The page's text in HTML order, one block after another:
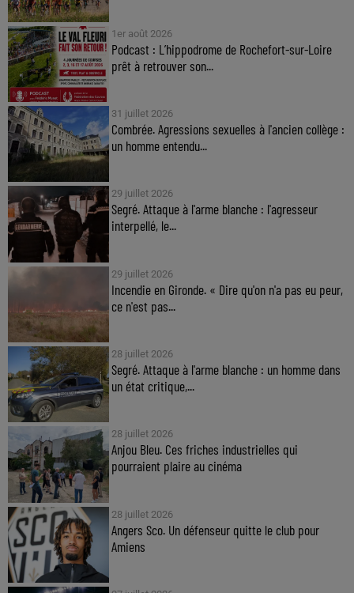
1er août 2026
Podcast : L’hippodrome de Rochefort-sur-Loire
prêt à retrouver son...
31 juillet 2026
Combrée. Agressions sexuelles à l'ancien collège :
un homme entendu...
29 juillet 2026
Segré. Attaque à l'arme blanche : l'agresseur
interpellé, le...
29 juillet 2026
Incendie en Gironde. « Dire qu'on n'a pas eu peur,
ce n'est pas...
28 juillet 2026
Segré. Attaque à l'arme blanche : un homme dans
un état critique,...
28 juillet 2026
Anjou Bleu. Ces friches industrielles qui
pourraient plaire au cinéma
28 juillet 2026
Angers Sco. Un défenseur quitte le club pour
Amiens